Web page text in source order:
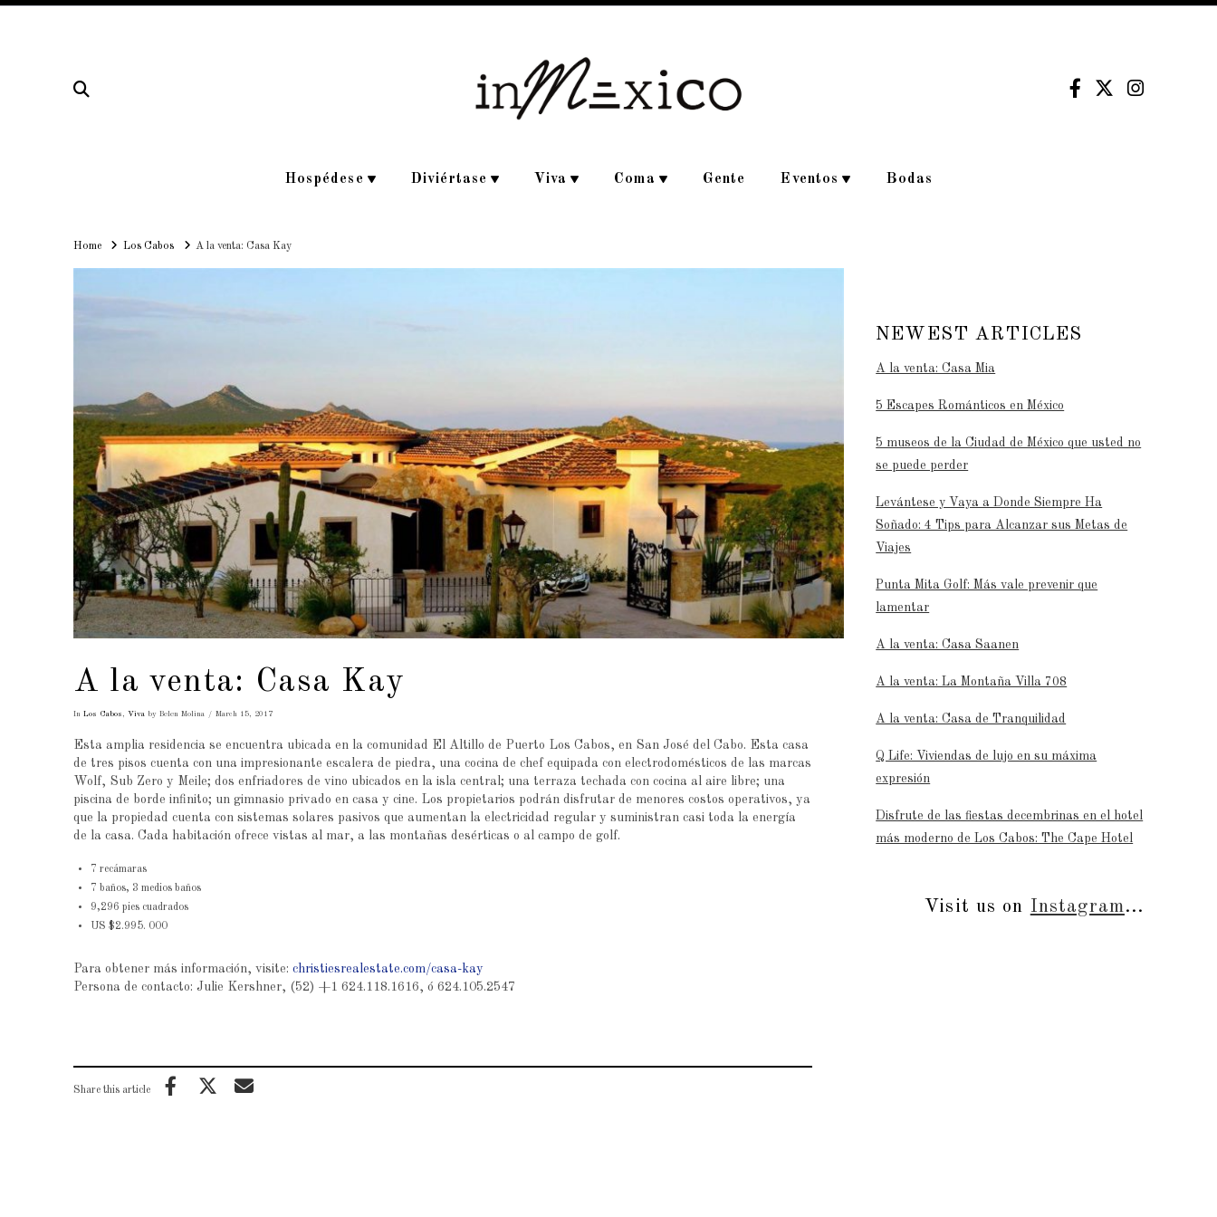
Hospédese Diviértase Viva Coma Gente Eventos Bodas
HomeHomeLos Cabos A la venta: Casa Kay
A la venta: Casa Kay
In Los Cabos , Vivaby Belen Molina March 15, 2017
Esta amplia residencia se encuentra ubicada en la comunidad El Altillo de Puerto Los Cabos, en San José del Cabo. Esta casa
de tres pisos cuenta con una impresionante escalera de piedra, una cocina de chef equipada con electrodomésticos de las marcas
Wolf, Sub Zero y Meile; dos enfriadores de vino ubicados en la isla central; una terraza techada con cocina al aire libre; una
piscina de borde infinito; un gimnasio privado en casa y cine. Los propietarios podrán disfrutar de menores costos operativos, ya
que la propiedad cuenta con sistemas solares pasivos que aumentan la electricidad regular y suministran casi toda la energía
de la casa. Cada habitación ofrece vistas al mar, a las montañas desérticas o al campo de golf.
7 recámaras
7 baños, 3 medios baños
9,296 pies cuadrados
US $2.995. 000
Para obtener más información, visite: christiesrealestate.com/casa-kay
Persona de contacto: Julie Kershner, (52) +1 624.118.1616, ó 624.105.2547
Share this article
NEWEST ARTICLES
A la venta: Casa Mia
5 Escapes Románticos en México
5 museos de la Ciudad de México que usted no
se puede perder
Levántese y Vaya a Donde Siempre Ha
Soñado: 4 Tips para Alcanzar sus Metas de
Viajes
Punta Mita Golf: Más vale prevenir que
lamentar
A la venta: Casa Saanen
A la venta: La Montaña Villa 708
A la venta: Casa de Tranquilidad
Q Life: Viviendas de lujo en su máxima
expresión
Disfrute de las fiestas decembrinas en el hotel
más moderno de Los Cabos: The Cape Hotel
Visit us on Instagram...